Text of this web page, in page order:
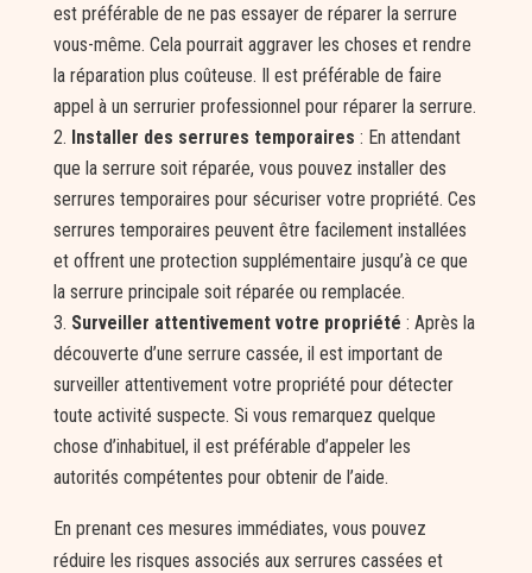
est préférable de ne pas essayer de réparer la serrure
vous-même. Cela pourrait aggraver les choses et rendre
la réparation plus coûteuse. Il est préférable de faire
appel à un serrurier professionnel pour réparer la serrure.
Installer des serrures temporaires : En attendant
que la serrure soit réparée, vous pouvez installer des
serrures temporaires pour sécuriser votre propriété. Ces
serrures temporaires peuvent être facilement installées
et offrent une protection supplémentaire jusqu’à ce que
la serrure principale soit réparée ou remplacée.
Surveiller attentivement votre propriété : Après la
découverte d’une serrure cassée, il est important de
surveiller attentivement votre propriété pour détecter
toute activité suspecte. Si vous remarquez quelque
chose d’inhabituel, il est préférable d’appeler les
autorités compétentes pour obtenir de l’aide.
En prenant ces mesures immédiates, vous pouvez
réduire les risques associés aux serrures cassées et